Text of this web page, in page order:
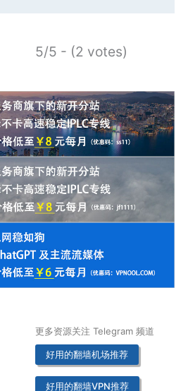
5/5 - (2 votes)
更多资源关注 Telegram 频道
好用的翻墙机场推荐
好用的翻墙VPN推荐